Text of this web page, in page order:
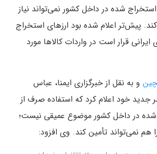
استخراج شده در داخل کشور نمی‌تواند نیاز
کند. پیش‌تر اعلام شده بود ارزهای استخراج
قرار است در واردات کالاها مورد
و به نقل از خبرگزاری ایمنا، عباس
جدید خود اعلام کرد که استفاده صرف از
شده در داخل کشور موضوع عمیقی نیست؛
هم نمی‌تواند تأمین کند. وی افزود: